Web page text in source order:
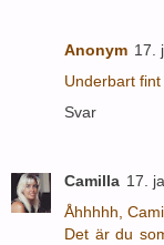
Anonym 17.
Underbart fint
Svar
Camilla 17.
Åhhhhh,
Det är du